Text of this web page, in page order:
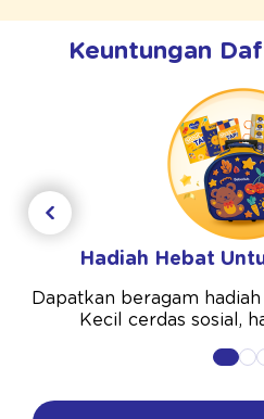
Keuntungan
Hadiah Hebat
Dapatkan beragam
Kecil cerdas sosial,